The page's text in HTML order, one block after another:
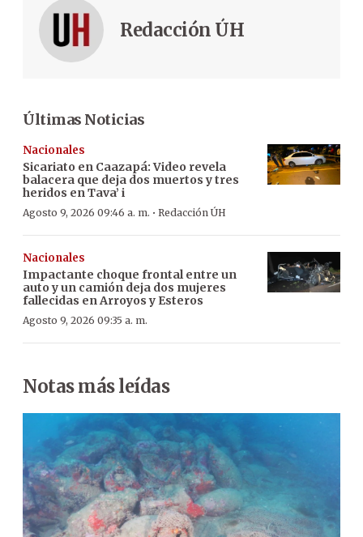
Redacción ÚH
Últimas Noticias
Nacionales
Sicariato en Caazapá: Video revela
balacera que deja dos muertos y tres
heridos en Tava’ i
Agosto 9, 2026 09:46 a. m. · Redacción ÚH
Nacionales
Impactante choque frontal entre un
auto y un camión deja dos mujeres
fallecidas en Arroyos y Esteros
Agosto 9, 2026 09:35 a. m.
Notas más leídas